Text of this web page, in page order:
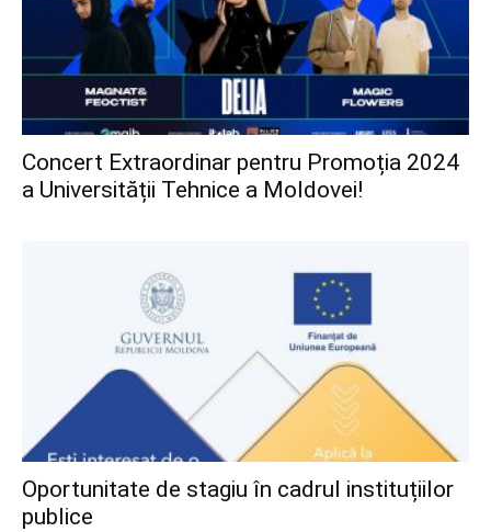
Concert Extraordinar pentru Promoția 2024
a Universității Tehnice a Moldovei!
Oportunitate de stagiu în cadrul instituțiilor
publice